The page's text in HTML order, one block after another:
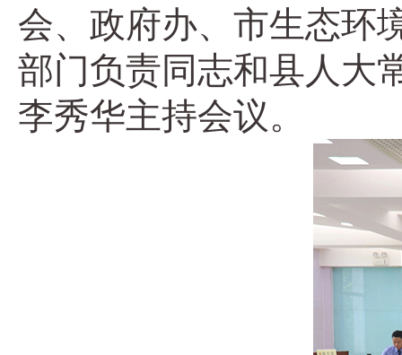
会、政府办、市生态环
部门负责同志和县人大
李秀华主持会议。